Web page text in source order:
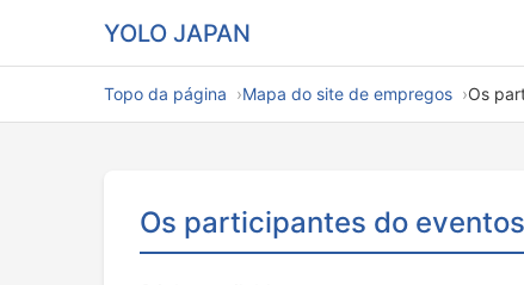
YOLO JAPAN
Topo da página Mapa do site de empregos Os
Os participantes do